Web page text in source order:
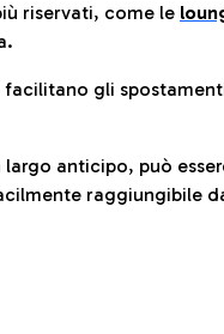
riservati, come le
facilitano gli
anticipo, può
raggiungibile